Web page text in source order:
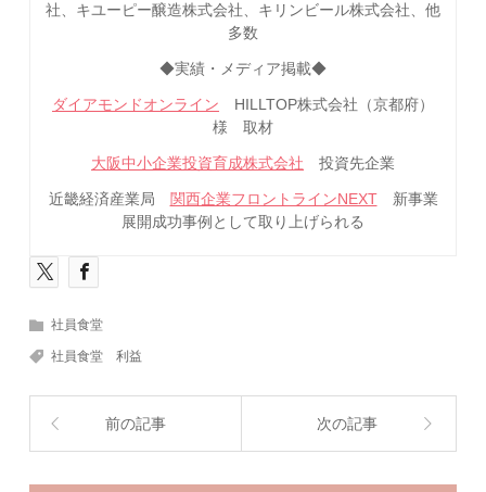
社、キユーピー醸造株式会社、キリンビール株式会社、他
多数
◆実績・メディア掲載◆
ダイアモンドオンライン HILLTOP株式会社（京都府）
様 取材
大阪中小企業投資育成株式会社 投資先企業
近畿経済産業局 関西企業フロントラインNEXT新事業
展開成功事例として取り上げられる
社員食堂
社員食堂 利益
前の記事 次の記事